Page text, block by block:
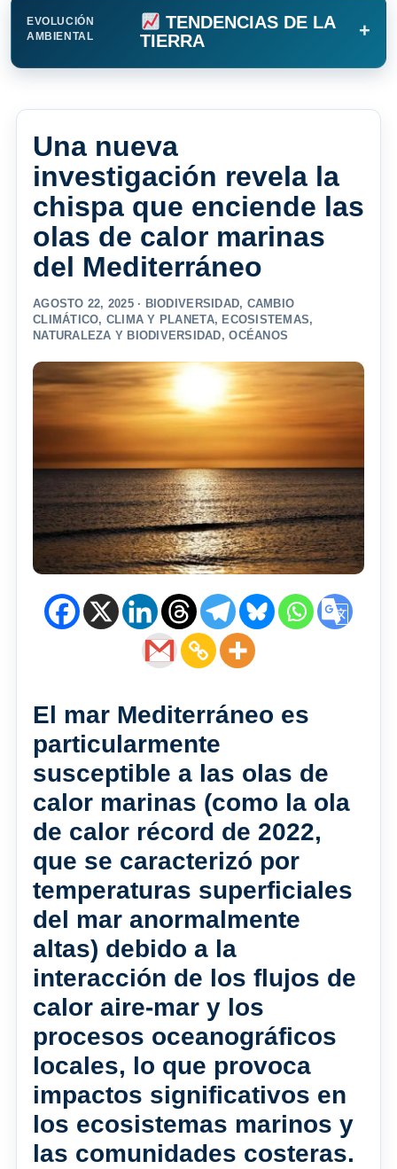
EVOLUCIÓN
AMBIENTAL
TENDENCIAS DE LA
TIERRA
+
Una nueva
investigación revela la
chispa que enciende las
olas de calor marinas
del Mediterráneo
AGOSTO 22, 2025 · BIODIVERSIDAD, CAMBIO
CLIMÁTICO, CLIMA Y PLANETA, ECOSISTEMAS,
NATURALEZA Y BIODIVERSIDAD,OCÉANOS
El mar Mediterráneo es
particularmente
susceptible a las olas de
calor marinas (como la ola
de calor récord de 2022,
que se caracterizó por
temperaturas superficiales
del mar anormalmente
altas) debido a la
interacción de los flujos de
calor aire-mar y los
procesos oceanográficos
locales, lo que provoca
impactos significativos en
los ecosistemas marinos y
las comunidades costeras.